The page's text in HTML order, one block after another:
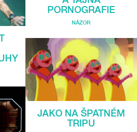
PORNOGRAFIE
NÁZOR
JAKO NA ŠPATNÉM
TRIPU